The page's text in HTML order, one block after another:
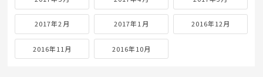
2017年2月 2017年1月 2016年12月
2016年11月 2016年10月